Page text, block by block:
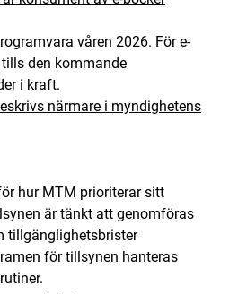
våren 2026. För e-
den kommande
i kraft.
närmare i myndighetens
hur MTM prioriterar sitt
är tänkt att genomföras
tillgänglighetsbrister
för tillsynen hanteras